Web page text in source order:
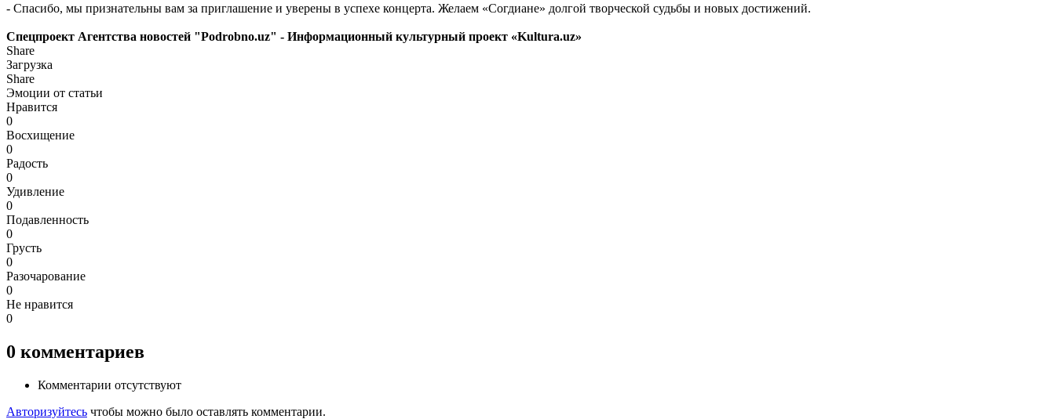
- Спасибо, мы признательны вам за приглашение и уверены в успехе концерта. Желаем «Согдиане» долгой творческой судьбы и новых достижений.
Спецпроект Агентства новостей "Podrobno.uz" - Информационный культурный проект «Kultura.uz»
Share
Загрузка
Share
Эмоции от статьи
Нравится
0
Восхищение
0
Радость
0
Удивление
0
Подавленность
0
Грусть
0
Разочарование
0
Не нравится
0
0 комментариев
Комментарии отсутствуют
Авторизуйтесь чтобы можно было оставлять комментарии.